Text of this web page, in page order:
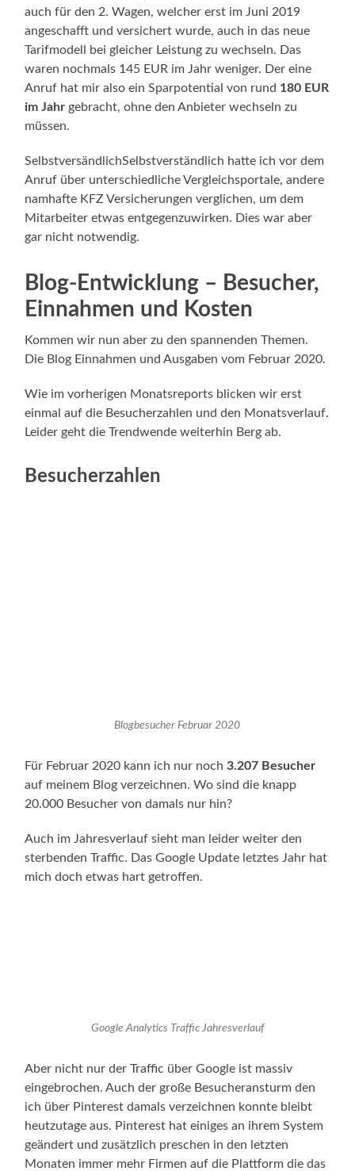
auch für den 2. Wagen, welcher erst im Juni 2019
angeschafft und versichert wurde, auch in das neue
Tarifmodell bei gleicher Leistung zu wechseln. Das
waren nochmals 145 EUR im Jahr weniger. Der eine
Anruf hat mir also ein Sparpotential von rund 180 EUR
im Jahr gebracht, ohne den Anbieter wechseln zu
müssen.
SelbstversändlichSelbstverständlich hatte ich vor dem
Anruf über unterschiedliche Vergleichsportale, andere
namhafte KFZ Versicherungen verglichen, um dem
Mitarbeiter etwas entgegenzuwirken. Dies war aber
gar nicht notwendig.
Blog-Entwicklung – Besucher,
Einnahmen und Kosten
Kommen wir nun aber zu den spannenden Themen.
Die Blog Einnahmen und Ausgaben vom Februar 2020.
Wie im vorherigen Monatsreports blicken wir erst
einmal auf die Besucherzahlen und den Monatsverlauf.
Leider geht die Trendwende weiterhin Berg ab.
Besucherzahlen
Blogbesucher Februar 2020
Für Februar 2020 kann ich nur noch 3.207 Besucher
auf meinem Blog verzeichnen. Wo sind die knapp
20.000 Besucher von damals nur hin?
Auch im Jahresverlauf sieht man leider weiter den
sterbenden Traffic. Das Google Update letztes Jahr hat
mich doch etwas hart getroffen.
Google Analytics Traffic Jahresverlauf
Aber nicht nur der Traffic über Google ist massiv
eingebrochen. Auch der große Besucheransturm den
ich über Pinterest damals verzeichnen konnte bleibt
heutzutage aus. Pinterest hat einiges an ihrem System
geändert und zusätzlich preschen in den letzten
Monaten immer mehr Firmen auf die Plattform die das